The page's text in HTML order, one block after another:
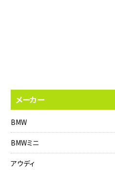
メーカー
BMW
BMWミニ
アウディ